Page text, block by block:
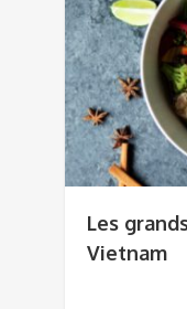
Les
Vietnam